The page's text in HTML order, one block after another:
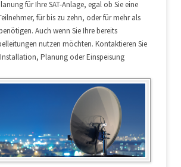
für Ihre SAT-Anlage, egal ob Sie eine
für bis zu zehn, oder für mehr als
Auch wenn Sie Ihre bereits
nutzen möchten. Kontaktieren Sie
Planung oder Einspeisung